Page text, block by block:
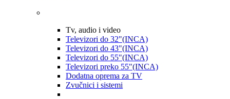
Tv, audio i video
Televizori do 32"(INCA)
Televizori do 43"(INCA)
Televizori do 55"(INCA)
Televizori preko 55"(INCA)
Dodatna oprema za TV
Zvučnici i sistemi